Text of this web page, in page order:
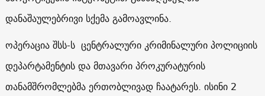
დანაშაულებრივი სქემა გამოავლინა.
ოპერაცია შსს-ს ცენტრალური კრიმინალური პოლიციის
დეპარტამენტის და მთავარი პროკურატურის
თანამშრომლებმა ერთობლივად ჩაატარეს. ისინი 2